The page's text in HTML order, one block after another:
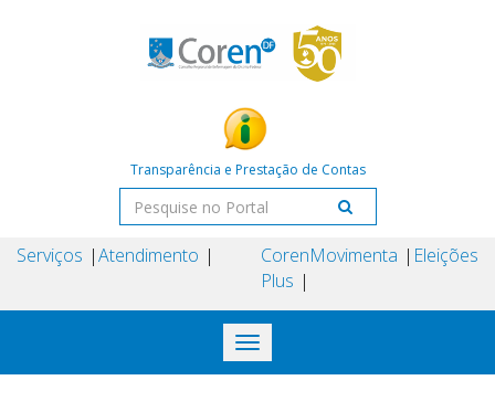
Transparência e Prestação de Contas
Serviços Atendimento
Coren
Plus
Movimenta Eleições
Toggle
navigation